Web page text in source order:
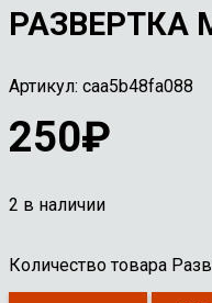
Артикул: caa5b48fa088
250₽
2 в наличии
Количество товара